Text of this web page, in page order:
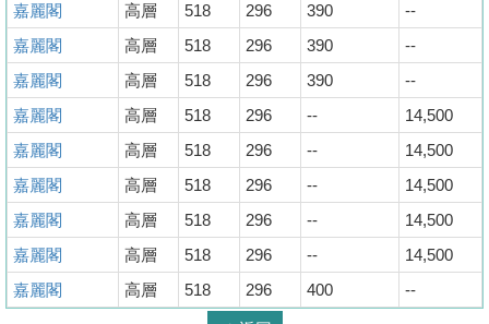
嘉麗閣
高層 518 296 390
--
嘉麗閣
高層 518 296 390
--
嘉麗閣
高層 518 296 390
--
嘉麗閣
高層 518 296 --
14,500
嘉麗閣
高層 518 296 --
14,500
嘉麗閣
高層 518 296 --
14,500
嘉麗閣
高層 518 296 --
14,500
嘉麗閣
高層 518 296 --
14,500
嘉麗閣
高層 518 296 400 --